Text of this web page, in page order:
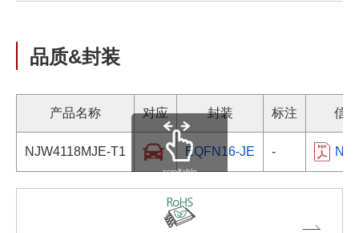
品质&封装
产品名称 对应 封装 标注 信
NJW4118MJE-T1 EQFN16-JE -
scrollable